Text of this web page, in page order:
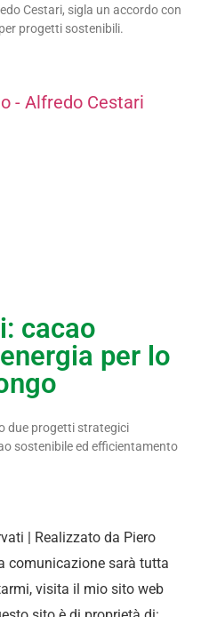
Cestari, sigla un accordo con
progetti sostenibili.
cacao
per lo
due progetti strategici
sostenibile ed efficientamento
| Realizzato da Piero
comunicazione sarà tutta
visita il mio sito web